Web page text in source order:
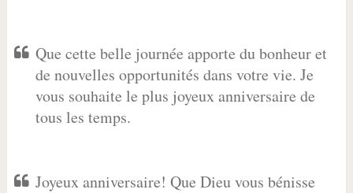
Que cette belle journée apporte du bonheur et
de nouvelles opportunités dans votre vie. Je
vous souhaite le plus joyeux anniversaire de
tous les temps.
Joyeux anniversaire! Que Dieu vous bénisse